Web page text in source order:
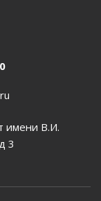
имени В.И.
3